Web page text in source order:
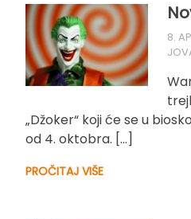
8.
„Džoker“ koji će se u
od 4. oktobra. […]
PROČITAJ VIŠE